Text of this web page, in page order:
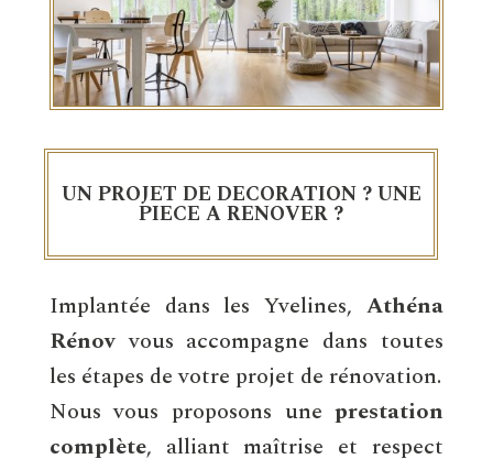
UN PROJET DE DECORATION ?UNE
PIECE A RENOVER ?
Implantée dans les Yvelines,Athéna
Rénovvous accompagne dans toutes
les étapes de votre projet de rénovation.
Nous vous proposons uneprestation
complète, alliant maîtrise et respect